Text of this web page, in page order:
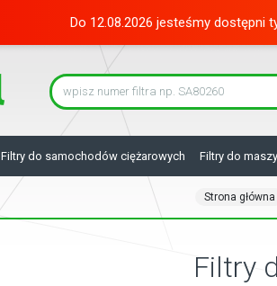
Do 12.08.2026 jesteśmy dostępni
Filtry do samochodów ciężarowych Filtry do
Strona główna
Filtry